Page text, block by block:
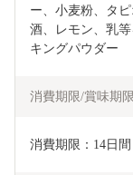
ー、小麦粉、タ
酒、レモン、乳
キングパウダー
消費期限/賞味期限
消費期限：14日間